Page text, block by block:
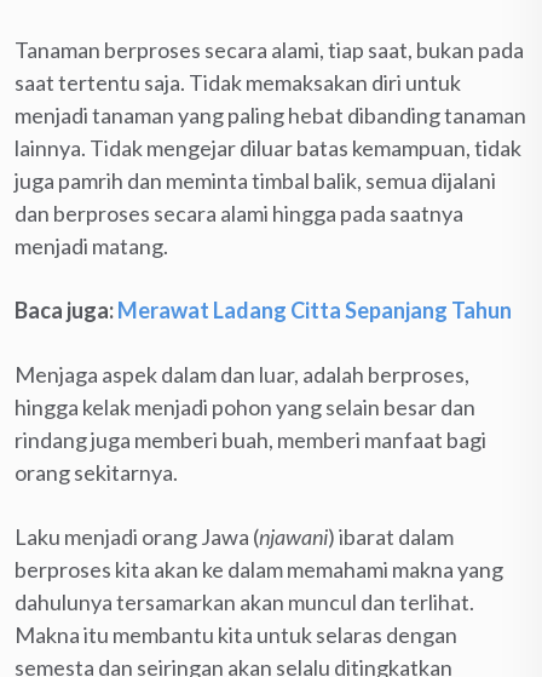
Tanaman berproses secara alami, tiap saat, bukan pada
saat tertentu saja. Tidak memaksakan diri untuk
menjadi tanaman yang paling hebat dibanding tanaman
lainnya. Tidak mengejar diluar batas kemampuan, tidak
juga pamrih dan meminta timbal balik, semua dijalani
dan berproses secara alami hingga pada saatnya
menjadi matang.
Baca juga:Merawat Ladang Citta Sepanjang Tahun
Menjaga aspek dalam dan luar, adalah berproses,
hingga kelak menjadi pohon yang selain besar dan
rindang juga memberi buah, memberi manfaat bagi
orang sekitarnya.
Laku menjadi orang Jawa (njawani) ibarat dalam
berproses kita akan ke dalam memahami makna yang
dahulunya tersamarkan akan muncul dan terlihat.
Makna itu membantu kita untuk selaras dengan
semesta dan seiringan akan selalu ditingkatkan